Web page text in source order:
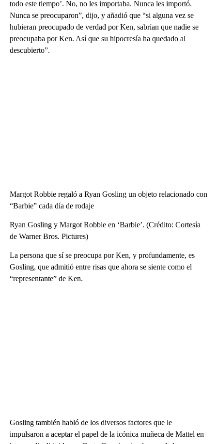
todo este tiempo’. No, no les importaba. Nunca les importó.
Nunca se preocuparon”, dijo, y añadió que “si alguna vez se
hubieran preocupado de verdad por Ken, sabrían que nadie se
preocupaba por Ken. Así que su hipocresía ha quedado al
descubierto”.
Margot Robbie regaló a Ryan Gosling un objeto relacionado con
“Barbie” cada día de rodaje
Ryan Gosling y Margot Robbie en ‘Barbie’. (Crédito: Cortesía
de Warner Bros. Pictures)
La persona que sí se preocupa por Ken, y profundamente, es
Gosling, que admitió entre risas que ahora se siente como el
“representante” de Ken.
Gosling también habló de los diversos factores que le
impulsaron a aceptar el papel de la icónica muñeca de Mattel en